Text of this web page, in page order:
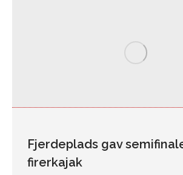
Fjerdeplads gav
firerkajak